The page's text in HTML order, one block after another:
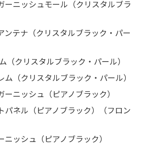
ーニッシュモール（クリスタルブラ
ンテナ（クリスタルブラック・パー
（クリスタルブラック・パール）
ム（クリスタルブラック・パール）
ニッシュ（ピアノブラック）
パネル（ピアノブラック）（フロン
ッシュ（ピアノブラック）